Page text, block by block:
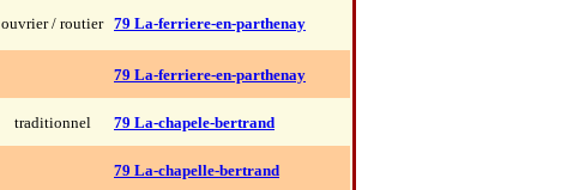
ouvrier / routier 79 La-ferriere-en-parthenay
79 La-ferriere-en-parthenay
traditionnel 79 La-chapele-bertrand
79 La-chapelle-bertrand